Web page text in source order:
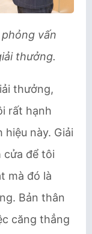
vấn
thưởng.
thưởng,
rất hạnh
này. Giải
cửa để tôi
mà đó là
Bản thân
căng thẳng